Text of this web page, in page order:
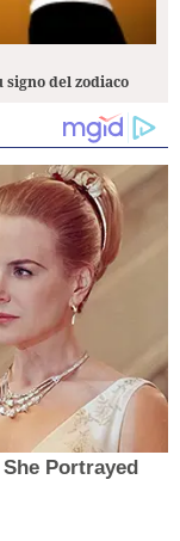
signo del zodiaco
Portrayed